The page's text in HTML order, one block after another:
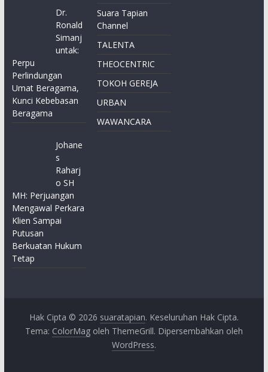
Dr.
Ronald
Simanj
untak:
Perpu
Perlindungan
Umat Beragama,
Kunci Kebebasan
Beragama
Johane
s
Raharj
o SH
MH: Perjuangan
Mengawal Perkara
Klien Sampai
Putusan
Berkuatan Hukum
Tetap
Suara Tapian
Channel
TALENTA
THEOCENTRIC
TOKOH GEREJA
URBAN
WAWANCARA
Hak Cipta © 2026 suaratapian. Keseluruhan Hak Cipta.
Tema: ColorMagoleh ThemeGrill. Dipersembahkan oleh
WordPress.